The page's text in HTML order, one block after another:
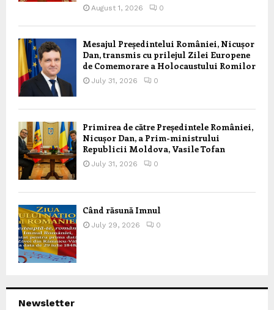
August 1, 2026 0
Mesajul Președintelui României, Nicușor
Dan, transmis cu prilejul Zilei Europene
de Comemorare a Holocaustului Romilor
July 31, 2026 0
Primirea de către Președintele României,
Nicușor Dan, a Prim-ministrului
Republicii Moldova, Vasile Tofan
July 31, 2026 0
Când răsună Imnul
July 29, 2026 0
Newsletter